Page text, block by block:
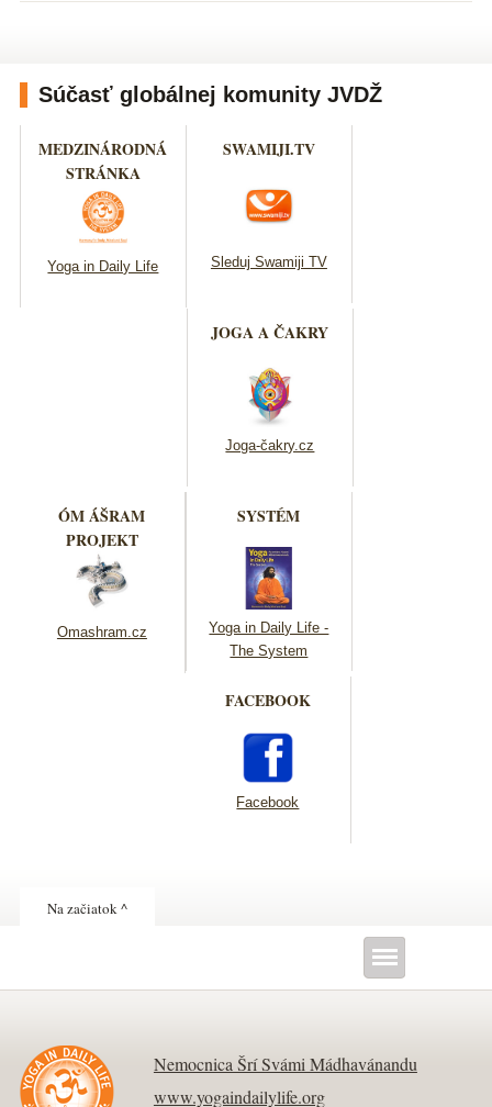
Súčasť globálnej komunity JVDŽ
MEDZINÁRODNÁ
STRÁNKA
Yoga in Daily Life
SWAMIJI.TV
Sleduj Swamiji TV
JOGA A ČAKRY
Joga-čakry.cz
ÓM ÁŠRAM
PROJEKT
Omashram.cz
SYSTÉM
Yoga in Daily Life -
The System
FACEBOOK
Facebook
Na začiatok ^
Nemocnica Šrí Svámi Mádhavánandu
www.yogaindailylife.org